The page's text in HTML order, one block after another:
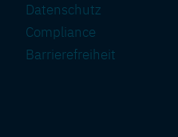
Datenschutz
Compliance
Barriere­freiheit